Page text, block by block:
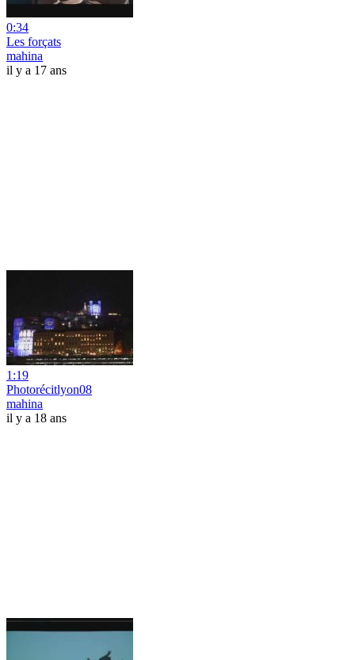
0:34
Les forçats
mahina
il y a 17 ans
1:19
Photorécitlyon08
mahina
il y a 18 ans